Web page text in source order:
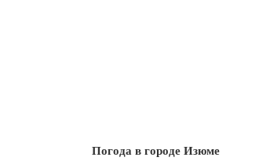
Погода в городе Изюме